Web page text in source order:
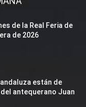
de la Real Feria de
de 2026
están de
antequerano Juan